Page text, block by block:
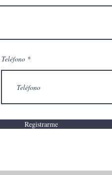
Teléfono
Registrarme